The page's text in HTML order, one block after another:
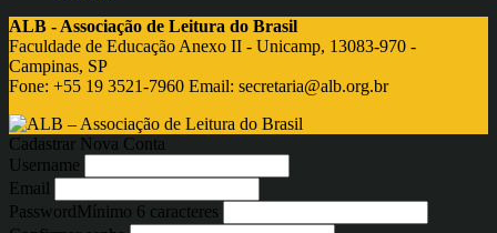
ALB - Associação de Leitura do Brasil
Faculdade de Educação Anexo II - Unicamp, 13083-970 -
Campinas, SP
Fone: +55 19 3521-7960 Email: secretaria@alb.org.br
Cadastrar Nova Conta
Username
Email
PasswordMínimo 6 caracteres